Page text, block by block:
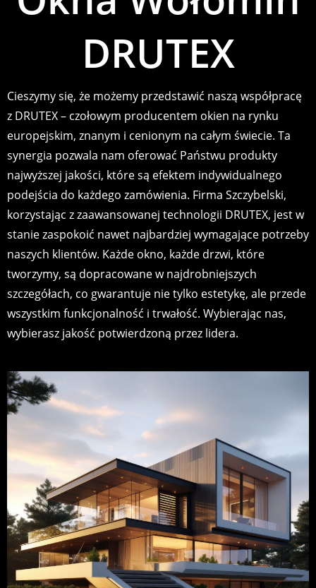
DRUTEX
Cieszymy się, że możemy przedstawić naszą współpracę
z DRUTEX – czołowym producentem okien na rynku
europejskim, znanym i cenionym na całym świecie. Ta
synergia pozwala nam oferować Państwu produkty
najwyższej jakości, które są efektem indywidualnego
podejścia do każdego zamówienia. Firma Szczybelski,
korzystając z zaawansowanej technologii DRUTEX, jest w
stanie zaspokoić nawet najbardziej wymagające potrzeby
naszych klientów. Każde okno, każde drzwi, które
tworzymy, są dopracowane w najdrobniejszych
szczegółach, co gwarantuje nie tylko estetykę, ale przede
wszystkim funkcjonalność i trwałość. Wybierając nas,
wybierasz jakość potwierdzoną przez lidera.